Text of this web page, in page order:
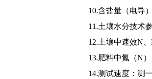
10.含盐量（电导
11.土壤水分技术
12.土壤中速效N
13.肥料中氮（N
14.测试速度：测